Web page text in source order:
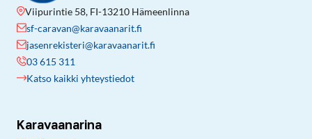
Viipurintie 58, FI-13210 Hämeenlinna
sf-caravan@karavaanarit.fi
jasenrekisteri@karavaanarit.fi
03 615 311
Katso kaikki yhteystiedot
Karavaanarina